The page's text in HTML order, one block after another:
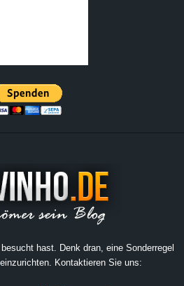
hast. Denk dran, eine Sonderregel
Kontaktieren Sie uns: